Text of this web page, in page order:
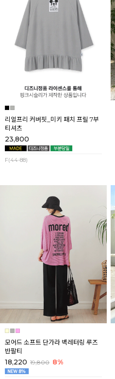
리얼프리 커버핏_미키 패치 프릴 7부
티셔츠
23,800
F(44-88)
모어드 소프트 단가라 백레터링 루즈
반팔티
18,220 19,800 8%